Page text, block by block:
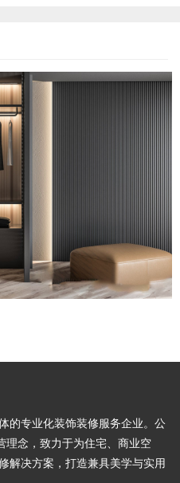
的专业化装饰装修服务企业。公
理念，致力于为住宅、商业空
解决方案，打造兼具美学与实用